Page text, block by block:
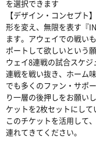
を選択できます
【デザイン・コンセプト
形を変え、無限を表す『
ます。アウェイでの戦い
ポートして欲しいという
ウェイ8連戦の試合スケ
連戦を戦い抜き、ホーム
でも多くのファン・サポ
り一層の後押しをお願い
ケットを2枚セットにし
このチケットを活用して
連れてきてください。